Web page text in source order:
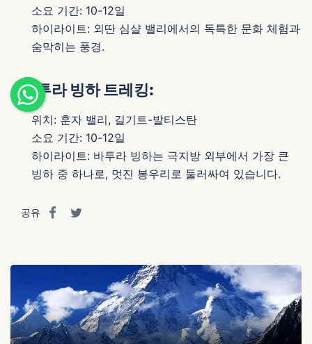
소요 기간: 10-12일
하이라이트: 외딴 심샬 밸리에서의 독특한 문화 체험과
숨막히는 풍경.
바투라 빙하 트레킹:
위치: 훈자 밸리, 길기트-발티스탄
소요 기간: 10-12일
하이라이트: 바투라 빙하는 극지방 외부에서 가장 큰
빙하 중 하나로, 멋진 봉우리로 둘러싸여 있습니다.
공유
...